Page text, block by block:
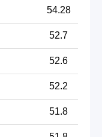
54.28
52.7
52.6
52.2
51.8